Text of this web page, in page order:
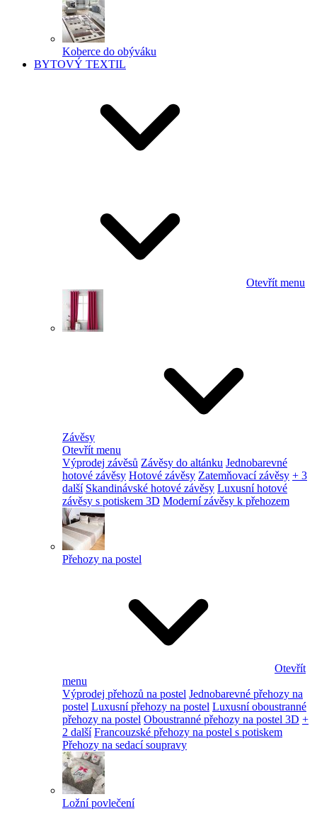
Koberce do obýváku
BYTOVÝ TEXTIL
Otevřít menu
Závěsy
Otevřít menu
Výprodej závěsů Závěsy do altánku Jednobarevné
hotové závěsy Hotové závěsy Zatemňovací závěsy + 3
další Skandinávské hotové závěsy Luxusní hotové
závěsy s potiskem 3D Moderní závěsy k přehozem
Přehozy na postel
Otevřít
menu
Výprodej přehozů na postel Jednobarevné přehozy na
postel Luxusní přehozy na postel Luxusní oboustranné
přehozy na postel Oboustranné přehozy na postel 3D +
2 další Francouzské přehozy na postel s potiskem
Přehozy na sedací soupravy
Ložní povlečení